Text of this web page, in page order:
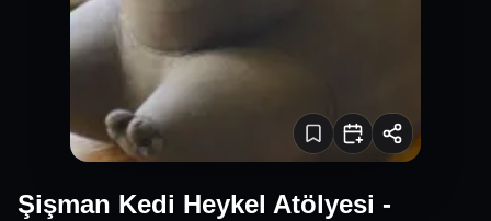
Şişman Kedi Heykel Atölyesi -